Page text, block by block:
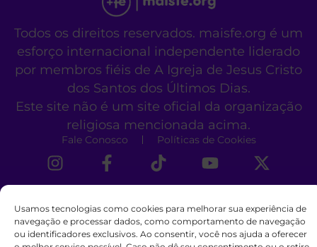
Usamos tecnologias como cookies para melhorar sua experiência de
navegação e processar dados, como comportamento de navegação
ou identificadores exclusivos. Ao consentir, você nos ajuda a oferecer
Todos os direitos reservados. maisfe.org é um
esforço internacional independente liderado
por membros fiéis de A Igreja de Jesus Cristo
dos Santos dos Últimos Dias.
Este site não é um site oficial da organização
religiosa mencionada acima.
Fale Conosco Políticas de Cookies